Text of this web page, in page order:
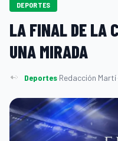
DEPORTES
LA FINAL DE LA
UNA MIRADA
Deportes·Redacción Martí·